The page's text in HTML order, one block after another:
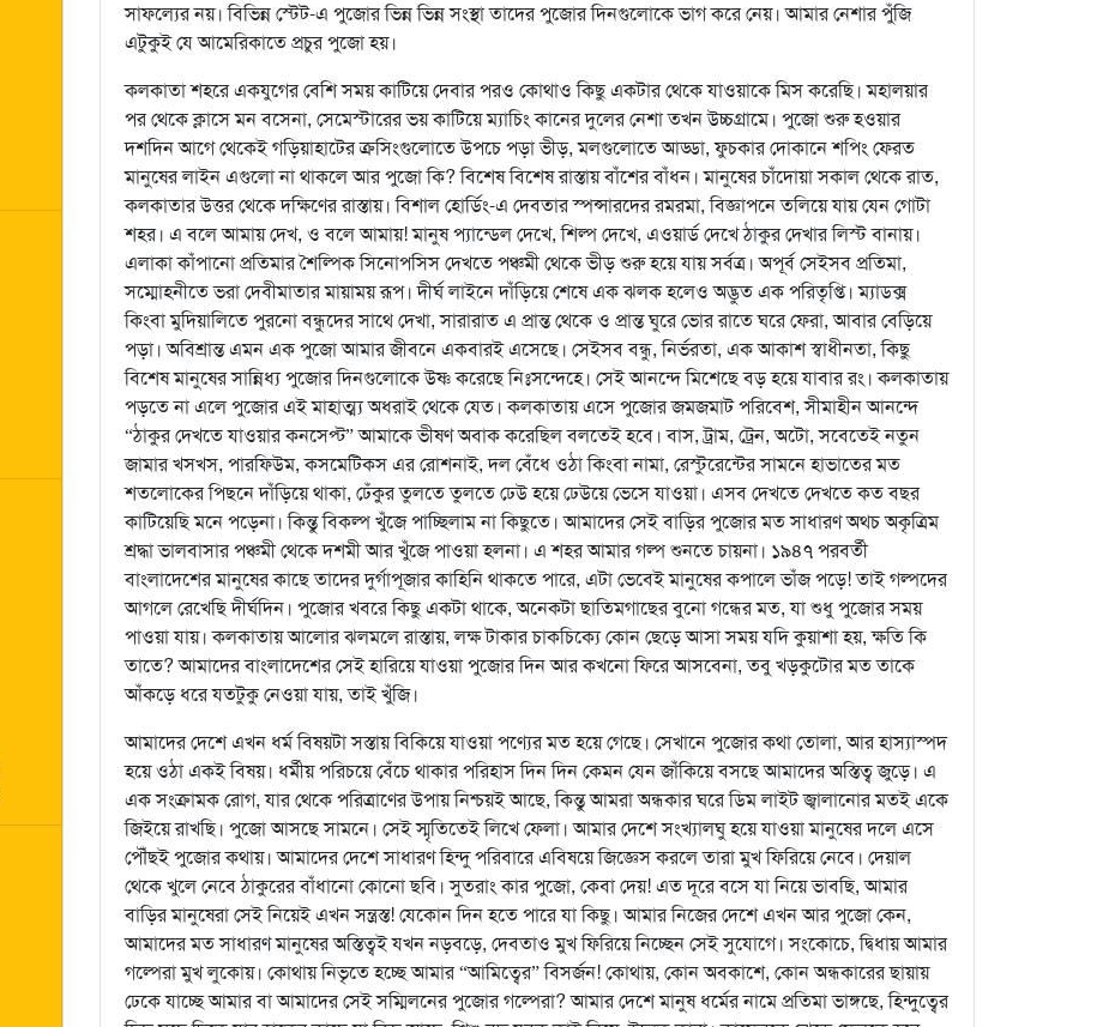
সাফল্যের নয়। বিভিন্ন স্টেট-এ পুজোর ভিন্ন ভিন্ন সংস্থা তাদের পুজোর দিনগুলোকে ভাগ করে নেয়। আমার নেশার পুঁজি
এটুকুই যে আমেরিকাতে প্রচুর পুজো হয়।
কলকাতা শহরে একযুগের বেশি সময় কাটিয়ে দেবার পরও কোথাও কিছু একটার থেকে যাওয়াকে মিস করেছি। মহালয়ার
পর থেকে ক্লাসে মন বসেনা, সেমেস্টারের ভয় কাটিয়ে ম্যাচিং কানের দুলের নেশা তখন উচ্চগ্রামে। পুজো শুরু হওয়ার
দশদিন আগে থেকেই গড়িয়াহাটের ক্রসিংগুলোতে উপচে পড়া ভীড়, মলগুলোতে আড্ডা, ফুচকার দোকানে শপিং ফেরত
মানুষের লাইন এগুলো না থাকলে আর পুজো কি? বিশেষ বিশেষ রাস্তায় বাঁশের বাঁধন। মানুষের চাঁদোয়া সকাল থেকে রাত,
কলকাতার উত্তর থেকে দক্ষিণের রাস্তায়। বিশাল হোর্ডিং-এ দেবতার স্পন্সারদের রমরমা, বিজ্ঞাপনে তলিয়ে যায় যেন গোটা
শহর। এ বলে আমায় দেখ, ও বলে আমায়! মানুষ প্যান্ডেল দেখে, শিল্প দেখে, এওয়ার্ড দেখে ঠাকুর দেখার লিস্ট বানায়।
এলাকা কাঁপানো প্রতিমার শৈল্পিক সিনোপসিস দেখতে পঞ্চমী থেকে ভীড় শুরু হয়ে যায় সর্বত্র। অপূর্ব সেইসব প্রতিমা,
সম্মোহনীতে ভরা দেবীমাতার মায়াময় রূপ। দীর্ঘ লাইনে দাঁড়িয়ে শেষে এক ঝলক হলেও অদ্ভুত এক পরিতৃপ্তি। ম্যাডক্স
কিংবা মুদিয়ালিতে পুরনো বন্ধুদের সাথে দেখা, সারারাত এ প্রান্ত থেকে ও প্রান্ত ঘুরে ভোর রাতে ঘরে ফেরা, আবার বেড়িয়ে
পড়া। অবিশ্রান্ত এমন এক পুজো আমার জীবনে একবারই এসেছে। সেইসব বন্ধু, নির্ভরতা, এক আকাশ স্বাধীনতা, কিছু
বিশেষ মানুষের সান্নিধ্য পুজোর দিনগুলোকে উষ্ণ করেছে নিঃসন্দেহে। সেই আনন্দে মিশেছে বড় হয়ে যাবার রং। কলকাতায়
পড়তে না এলে পুজোর এই মাহাত্ম্য অধরাই থেকে যেত। কলকাতায় এসে পুজোর জমজমাট পরিবেশ, সীমাহীন আনন্দে
“ঠাকুর দেখতে যাওয়ার কনসেপ্ট” আমাকে ভীষণ অবাক করেছিল বলতেই হবে। বাস, ট্রাম, ট্রেন, অটো, সবেতেই নতুন
জামার খসখস, পারফিউম, কসমেটিকস এর রোশনাই, দল বেঁধে ওঠা কিংবা নামা, রেস্টুরেন্টের সামনে হাভাতের মত
শতলোকের পিছনে দাঁড়িয়ে থাকা, ঢেঁকুর তুলতে তুলতে ঢেউ হয়ে ঢেউয়ে ভেসে যাওয়া। এসব দেখতে দেখতে কত বছর
কাটিয়েছি মনে পড়েনা। কিন্তু বিকল্প খুঁজে পাচ্ছিলাম না কিছুতে। আমাদের সেই বাড়ির পুজোর মত সাধারণ অথচ অকৃত্রিম
শ্রদ্ধা ভালবাসার পঞ্চমী থেকে দশমী আর খুঁজে পাওয়া হলনা। এ শহর আমার গল্প শুনতে চায়না। ১৯৪৭ পরবর্তী
বাংলাদেশের মানুষের কাছে তাদের দুর্গাপূজার কাহিনি থাকতে পারে, এটা ভেবেই মানুষের কপালে ভাঁজ পড়ে! তাই গল্পদের
আগলে রেখেছি দীর্ঘদিন। পুজোর খবরে কিছু একটা থাকে, অনেকটা ছাতিমগাছের বুনো গন্ধের মত, যা শুধু পুজোর সময়
পাওয়া যায়। কলকাতায় আলোর ঝলমলে রাস্তায়, লক্ষ টাকার চাকচিক্যে কোন ছেড়ে আসা সময় যদি কুয়াশা হয়, ক্ষতি কি
তাতে? আমাদের বাংলাদেশের সেই হারিয়ে যাওয়া পুজোর দিন আর কখনো ফিরে আসবেনা, তবু খড়কুটোর মত তাকে
আঁকড়ে ধরে যতটুকু নেওয়া যায়, তাই খুঁজি।
আমাদের দেশে এখন ধর্ম বিষয়টা সস্তায় বিকিয়ে যাওয়া পণ্যের মত হয়ে গেছে। সেখানে পুজোর কথা তোলা, আর হাস্যাস্পদ হয়ে ওঠা একই বিষয়। ধর্মীয় পরিচয়ে বেঁচে থাকার পরিহাস দিন দিন কেমন যেন জাঁকিয়ে বসছে আমাদের অস্তিত্ব জুড়ে। এ এক সংক্রামক রোগ, যার থেকে পরিত্রাণের উপায় নিশ্চয়ই আছে, কিন্তু আমরা অন্ধকার ঘরে ডিম লাইট জ্বালানোর মতই একে জিইয়ে রাখছি। পুজো আসছে সামনে। সেই স্মৃতিতেই লিখে ফেলা। আমার দেশে সংখ্যালঘু হয়ে যাওয়া মানুষের দলে এসে পৌঁছই পুজোর কথায়। আমাদের দেশে সাধারণ হিন্দু পরিবারে এবিষয়ে জিজ্ঞেস করলে তারা মুখ ফিরিয়ে নেবে। দেয়াল থেকে খুলে নেবে ঠাকুরের বাঁধানো কোনো ছবি। সুতরাং কার পুজো, কেবা দেয়! এত দূরে বসে যা নিয়ে ভাবছি, আমার বাড়ির মানুষেরা সেই নিয়েই এখন সন্ত্রস্ত! যেকোন দিন হতে পারে যা কিছু। আমার নিজের দেশে এখন আর পুজো কেন, আমাদের মত সাধারণ মানুষের অস্তিত্বই যখন নড়বড়ে, দেবতাও মুখ ফিরিয়ে নিচ্ছেন সেই সুযোগে। সংকোচে, দ্বিধায় আমার গল্পেরা মুখ লুকোয়। কোথায় নিভৃতে হচ্ছে আমার “আমিত্বের” বিসর্জন! কোথায়, কোন অবকাশে, কোন অন্ধকারের ছায়ায় ঢেকে যাচ্ছে আমার বা আমাদের সেই সম্মিলনের পুজোর গল্পেরা? আমার দেশে মানুষ ধর্মের নামে প্রতিমা ভাঙ্গছে, হিন্দুত্বের চিহ্ন মুছে দিতে যার হাতের কাছে যা কিছু আছে, শিশু বৃদ্ধ যুবক তাই নিয়ে, উদ্যত তারা। কাফেরকে ঝেড়ে ফেলতে হবে বাংলাদেশ থেকে। সামাজিক মাধ্যমে বিশাল বিতর্ক, টিভিতে বিশিষ্ট সমাজবাদী, প্রগতিশীল মানুষের “হিউম্যানিটির” নির্ভেজাল আলোচনা। রিমোট থাকাতে চ্যানেল বদলানো যায়, এই যা সুবিধে, কিন্তু ওরা থাকে আঁধারেই। বেশ কিছু বছর আগেই এই সাম্প্রদায়িক দেখানো, বাড়ানো, হুজুগে সংস্কৃতি আমাদের মনে, সমাজে, দেশে কোথাও ছিলনা। ঢাকা শহরে হুড খুলে রাস্তায় বেরোনোর সময় মনে হতোনা মাথায় কাপড় জড়াতেই হবে। স্কুলে থেকে বাজারে, শপিং-এ, আত্মীয় বন্ধুদের বাড়িতে গেলে কোথাও আমার জাত পিছু পিছু ঘুরে বেড়াতো না। আমাকে কেউ জিজ্ঞেস করত না আমার জাত কি আসলে। সবাইকে সেদিন হাসিয়ে উত্তর দিয়েছি “আমরা সবাই নাকি বাংলা,” আকাঙ্ক্ষিত উত্তর যেখানে হিন্দু বা মুসলিম। পুজোর সময় আমাদের ছুটি হতো মাত্র একদিন। রোজার ছুটির এক মাস ছিল চুটিয়ে মজা করার। আমরা তো এই জানি, মেনেও এসেছি তা। কোন দিন প্রশ্ন হয়নি তা নিয়ে। আমাদের বেইলি প্রিপারেটরির ক্লাসে একা আমি হিন্দু ছিলাম বলেও বেগ পেতে হয়নি বিশেষ। দিনের পর দিন আরবি শিখেছি, কারণ আমার পাশে বসা বন্ধুরা কোনোদিন ধর্ম ক্লাস থেকে বের করে দেয়নি। একদিন হুজুর ডেকে জিজ্ঞেস করলেন, আমি এই ক্লাসে কি করছি? জানলেন আমি মুসলিম নই, আমার একার জন্য ক্লাস বরাদ্দ ছিলনা। আমাকে তিনি খুব স্নেহ করতেন। মনে আছে আমাদের বাড়িতে সেই হুজুর এসেছিলেন আমার দাদুর কাছে হিন্দু শিক্ষা বই হাতে নিয়ে। আমার জন্য একটি মাত্র হাতে লেখা প্রশ্ন হত ধর্ম শিক্ষার। বেদ কয় প্রকার, রামেরা ক’ভাই, ইত্যাদি প্রশ্ন থাকত তাতে। এর মধ্যে অন্যায় কি! কিন্তু আজকের দিনে হলে আমাকে হয়ত স্কুল বদলাতে হত, অথবা হুজুর মারা পড়তেন। এসব ভাবতে গিয়ে আমার কোথাও সব এলোমেলো হয়ে যায়। আমি আবার মানুষ থেকে হিন্দু হয়ে যাই। আমার প্রগাঢ় ভাবনায় ধর্ম নয় হিন্দুত্ব কোথা থেকে এসে বাসা বাঁধে। পুজোর দিনগুলো এইসময়ের ভাবনায় বারবার ধাক্কা খায়। আমাদের যশোরের ঠাকুরবাড়িতে প্রায় পাঁচশ বছরের পুরনো পুজো এখন বন্ধ। কোনমতে নিয়ম রক্ষার্থে আমাদের সেই পুরোনো পুজোর অভ্যেসকে টিঁকিয়ে রাখতে হয়েছে। সাহস পান না বাড়ির লোকেরা আজকাল, কারা এসে শাসিয়ে যাচ্ছে কানে কানে! তিমি মাছের হা-কার নিয়ে বসে আছে কারা, অদৃশ্য ছায়াময়। যেকোনো থ্রিলার মুভির বাস্তব পট যেন। যে দেশে এখন আমাদের মত মানুষেরা শুধু দীর্ঘশ্বাস ফেলতে পারে। নিজের দেশে নিজের ভূমিতে আমরা হঠাৎ পরবাসী হয়ে গেছি। এ আর নতুন কি সাম্প্রতিক বাংলাদেশে? গত এক বছরে কত প্রতিমা, কত দেবতার খুলি নিয়ে ফুটবল খেলে তৃপ্ত হয়েছে আমাদের মতই মানুষ। কি জানি তারা মাটির মূর্তিতে আসলে কি চেয়ে কি দেখতে পেয়েছে! মূর্তি আর ঈশ্বর, ধর্মবোধ আর হিংসা মিলেমিশে একাকার। এতে নিরাকার স্রষ্টার কি আসে যায়! তাঁর অজাগতিক নির্লিপ্তিই হয়ত অনন্তকালের উত্তর হিসেবে থেকে যাবে। আমাদের কেটে যাওয়া বেশ কিছু সময়ে সম্প্রীতি ছাড়া ধর্ম শব্দটির আর কোনো ব্যাখ্যা ভাবিনি। ঈদের সময়ে, ১লা বৈশাখে, এমনকি দেশের যেকোনো পালাপার্বণে আমরা সবাই খুব আনন্দ করেছি। নির্ভয়ে রমনা বটমূলে গান শুনেছি, টি.এস.সি চত্বরে, শহীদ মিনারে, বেইলি রোডের রাস্তায় হেঁটেছি। সেইদিন থেকে আজকের দিনগুলোর পার্থক্য সময় বদলে দিয়েছে খুব নির্মম ভাবে। শরতের আকাশ যতই ডাকুক, আমার নিজের দেশের সেই রূপ রং রস, সেই অনুভবে আর হয়ত ফিরতে পারবে না। মনে হয় সেদিনের কথা, পুজোতে গ্রামের বাড়ি যাব বলে আমার চার/পাঁচ দিন স্কুল থেকে ছুটি নেওয়া। নতুন জামা কেনা, বাড়ির সবার জন্য উপহারের বন্যা বইয়ে দেওয়া। বাবা মার সাথে সোহাগ কিংবা দিগন্ত পরিবহনে আরিচা ফেরিঘাট হয়ে সোজা মাগুরা। সেখান থেকে বাবা বিশাল টেম্পো ভাড়া করতেন, আমাদের মালপত্র বোঝাই জিনিসগুলো সমেত ঠাকুরবাড়ি পৌছনোর জন্য। সেই রাস্তাগুলোকে এখন গুগল ম্যাপে দেখি। তার উপরে হাত বোলাই, সেই এক ঘন্টার রাস্তার নুড়ি পাথরগুলোকে ছুঁয়ে দেখতে ইচ্ছে করে। বাড়ি যাবার রাস্তায় বিরাট এক বট গাছ ছিল, লোক মুখে সবাই জায়গাটিকে “মান্দারতলা” বলত। সন্ধের পরে তো বটেই এমনকি দিনে-দুপুরে সেখানে ডাকাতের ভয় ছিল। মান্দারতলা পেরোনোর আগে মাকে দেখতাম গলায় কাপড় জড়িয়ে বসতেন, আমাদের পিছনে থাকা টেম্পোর পর্দা নামিয়ে দিতেন, সে এক ভয়াবহ ক্লাইমেক্স! শ্বাসরুদ্ধকর ওই জায়গাটুকু পেরোতে প্রায় দশ মিনিট সময় লেগে যেত। তারপর সব স্বাভাবিক। কিছু রাস্তা পেরোতেই বাবা হাত দিয়ে কোন কিছু দেখানোর চেষ্টা করতেন, ওটা নাকি পদ্মবিল, কোন এক সীমানা দেখিয়ে আমার ঠাকুরদার জমির এলাকা দেখানোর চেষ্টা করতেন। বলতেন, তাদের পূর্বপুরুষের এই অঞ্চলে প্রতিষ্ঠিত হবার কথা। তখন সেগুলো চোখে দেখেছি, বাবার অনুভূতি তখন বুঝে ওঠা সম্ভব ছিলনা আমাদের। মন তখন পুজোর জন্য উৎসুক, কখন গিয়ে পৌঁছব আমাদের বাড়ির উঠোনে। এই তো দেখতে পাচ্ছি উঠোনের চারিধারে বাঁশ আর টিন দিয়ে মুড়ে ফেলা হচ্ছে। বাড়ির মধ্যে হইচই, মহা ধুমধাম। কন্ট্রোল ঘরের বারান্দায় “ফ্যালাজেঠুর” ঢাক, কাঁসর রাখার জায়গা প্রস্তুত হচ্ছে। মণ্ডপ দালানে কচিকাঁচার ভীড়, সিংহের ধারালো দাঁতের আঁচড় পরখ করে দেখছে তারা পরম কৌতূহলে। ইঁদুরের লেজ ধরে কেউবা দিচ্ছে টান। দেবীর পক্ষ থেকে অসুর বধ করতে অসুরের গলায় আঙ্গুল ঢুকিয়ে দিচ্ছে কেউ। পাল কাকু দেবীপ্রতিমার মাটির দেহ সজীব করে তুলছেন এক অনবদ্য শ্রদ্ধার প্রলেপে। হলুদ রঙের ঠাকুর আমাদের। চিরচেনা সেই মায়াবী মুখ তাঁর। তাঁর সন্তানেরাও আমাদের চেনা। প্রতিবছর একই রূপে আমাদের জীবনে আসেন তাঁরা। কোনো জাঁকজমক ছাড়াই আমাদের বাড়ির বনেদী পুজো কত আকর্ষণীয় ছিল সেই সময়। আমাদের পূর্বপুরুষদের বৈদিক নিয়মমতে করা সেই পুজোর রেওয়াজে সব কিছু হত কাঁটায় কাঁটায় নিয়ম মেনে। ভোর হতে না হতেই ফ্যালা জেঠু ঢাক বাজিয়ে জাগরণ করতেন। মায়েরা, কাকিমারা, বৌদিরা ভোরে উঠে ফুল তুলতেন ডালা ভর্তি করে। সূর্য ওঠার আগে পুজোর জল তুলে আনা হত নবগঙ্গা থেকে। সেই ভোর, সেই কাঁসা পেতলের টুংটাং শব্দ, সেই বাড়ির বড়দের শ্বেতশুভ্র ধুতির ভাঁজ, মায়েদের গরদের শাড়ির লাল পাড়, বাড়িময় শতশত লোকের পায়চারী, কেটে রাখা কলাপাতা, পুকুর সমান কড়াইতে নারকেল নাড়ুর কড়া পাকের গন্ধ, সব মিলিয়ে কেমন একটা পুজোর মঙ্গলবার্তা। .... তারপর, তারপর... আমাদের পথ ফুরোতো না এইসব আনুষঙ্গিক ভেবে ভেবে। কখন নামব বাড়ির দরজায়! রাস্তা থেকে দেখা যেত আমাদের বাড়ি। যার কোনো গেট নেই, নামের ফলক নেই। ধলোহরার মোড় থেকে মার্জিন টানলে নারকেল, সুপরি, আম গাছের সারি দেওয়া বিশাল এলাকার বেড়া বাঁধা সীমানা টানা শেষ প্রান্তটিই আমাদের ঠাকুরবাড়ি। এটা একটা স্টপেজ। জানিনা এখন তা কিসে পরিণত হয়েছে! আমাদের বাহন উঠোন স্পর্শ করতেই আশপাশের কাকিমা, জ্যাঠিমা, ছোটবড় নানান মাপের বন্ধুরা ঘিরে ফেলত আমাদের। আমরা নেমেই মণ্ডপ ঘরে উঠে যেতাম ঠাকুর দেখতে। দেবীপ্রতিমার সামনে সেই প্রাচীন ভীড়। এখানে ওখানে জমা মাটি, রং, কল্কে বানানোর কাগজ, শোলার পেপার। বাঁদিকে কুলদেবতার জন্য বানানো হচ্ছে আসন। ভেতর বাড়িতে তখন মহিলা মহলের কাজের তাড়া। পুজোর দিন কটাতে মাকে রাত্রিবেলা শুধু দেখতে পেতাম। বাকি সময় তো কেটে যেত জামাকাপড় কার কটা, কখন কোন জামা পরবো তার হিসেব করে। কত ছোট ছোট ইচ্ছে ছিল তখন। পুজোর চারদিন গ্রামের লোকের জন্য দুবেলা খাবারের ব্যবস্থা হিসেবে নির্ধারিত রান্নাঘর, রান্নার দায়িত্বের জন্য খুঁজে নেওয়া হতো স্পেশাল কাকিমা বা জেঠুদের। ভোগ রান্না করবেন আমাদের মা, জেঠিমা বা পারিবারিক বর্গেই সীমাবদ্ধ মানুষেরা। সকাল হতে না হতেই ভ্যানে করে আসত ইলিশ মাছেরা। মাছ কাটার জন্য সাত আট জন, ধুয়ে দেবার জন্য আলাদা লোক রাখার ব্যবস্থা ছিল। নয় থেকে দশ রকমের খাবার রান্না হত দুবেলা মানুষের খাবারের জন্য। লাইন দিয়ে বসে সকাল থেকেই সবজি কাটতে বসতেন গ্রামের মহিলারা। আমাদের বাড়ির পুজোতে গ্রামের সব মানুষেরা এসেছে, খেয়েছে, থেকেছে। বাবার সঙ্গে সবাই তাদের জাত ধর্মের মোড়ক ছাড়াই কাঁধে কাঁধ রেখে কাজ করে গেছে। পুজোর সময় আমাদের ভেতর বাড়িতে একই সঙ্গে চা পর্বের জন্য সকাল থেকে রাত ন’টা পর্যন্ত পালাক্রমে কেউ অন ডিউটি থাকত। ওই চারদিন কেউ এসে খালি হাতে, খালি মুখে ফিরে যেতনা। চিড়ের ও মুড়ির মোয়া, নারকেল নাড়ু, তিলের ও চিনির নাড়ু, মুড়কি, সন্দেশ, প্যাঁড়া, জিলিপি, চমচম আরো মনে করতে না পারা অনেক মিষ্টি থেকেছে সব মানুষের জন্য। সন্ধে আরতির সময় উপচে পড়েছে গোটা গ্রাম। মণ্ডপের ভেতরে বাইরে সব মানুষের চোখে মুখে দেবীর জাগ্রত শক্তির আরাধনা। মন্ত্রে, ধূপে, কর্পূরের আগুনে, ঢাকের আওয়াজেও যেন সেই বন্দনারই আকুতি। নবমীতে চাল-কুমড়ো বলির অনুষ্ঠান, দশমীর দিনে তর্পণ বিসর্জনে, জলে দেবীর আনত মুখের ছায়া, বাঁধন কাটা, দুর্গা মায়ের বিদায় উপলক্ষ্যে পান্তাকলা, কচুর শাকের প্রসাদ, ঢাকের সুরে প্রচ্ছন্ন বিদায় সব মিলে শেষ গানের রেশটুকুও না রাখা। দুপুরে নিয়ম মেনে প্রতিমা উঠোনে নামানো, মা, জ্যাঠিমারা পারিবারিক ঐতিহ্য অনুযায়ী বিশেষ সাজসজ্জা, নানান অলংকার পরে দেবীবরণ করতেন। আমার মাকে অপূর্ব লাগত সেই সাজে। তাকিয়ে দেখতাম মাকে, দেবী দুর্গার থেকে কোথায় তিনি কম? দিব্যি তো সামলে নিলেন আমাদের জীবনগুলোকে। যাহোক, বাড়ির লোকের হয়ে গেলে গ্রামের মহিলারা বরণ করতেন। আমরা ব্যস্ত হয়ে পড়তাম আড়ং খরচ নিতে। পকেট ভরে যেত আমাদের সবার আশীর্বাদ আর চকচকে নতুন টাকা পেতে পেতে। প্রতিমা ভাসানের জন্য গ্রামের লোক এক হয়ে যেত। প্রতিমা নবগঙ্গার উদ্দেশ্যে যাত্রা করতেন সবার কাঁধে চড়ে। ধলোহরা মোড় ফাঁকা করে দিত স্থানীয়রা, রাস্তার দুপাশে মানুষের ভীড় জমে যেত। সেখানে মানুষেরা থাকত, কোন বিশেষ ধর্মের ছায়ারা নয়। যত্নের সঙ্গে প্রতিমাকে দুই নৌকার মাঝখানের পাটাতনে বাঁধা হত। দেবী যাত্রা করতেন প্রতিবেশী গ্রামের উদ্দেশ্যে বিনোদপুরে। বাবা রবিকাকা ভাইবোনদের সাথে সেই ভাসানের নৌকায় আমরা দু একবার উঠেছি। অন্যথায় বাড়ির বৌদিদিদের সাথে গয়না নৌকায় উঠতে হত, যেখানে কোনো চার্ম ছিলনা। সবাই ধরে বেঁধে রাখত, পাছে জলে না পড়ে যাই। মায়েরা বাইরে বেরোতেন না, ভাসান পরবর্তী পুজোর জোগাড় করতে ব্যস্ত থাকতেন। বিনোদপুর থেকে ফিরে দেবী ভাসানের সময় হয়ে যেত। সেই সময়টা কখনো ভুলবনা। মাঝনদীতে চারদিকে ঢাক বেজে চলেছে, এক সময় সাত পাক ঘুরত ভাসানের নৌকা। টিভিতে দেখেছি কলকাতার বিসর্জনের ছবি, বিসর্জন তো নয়, যেন জিলিপি ভাজা। বাঁশ দিয়ে চেপে চেপে ডুবিয়ে দেওয়া হচ্ছে মূর্তিগুলো। আমাদের ঠাকুর বিসর্জন যেকোনো মানুষের চোখে লেগে থাকবে। সাতপাক ঘুরে স্থির হয়ে যেত নৌকা, আমাদের বুকের ভেতরে ঢিপ ঢিপ! ঠাকুর চলে যাচ্ছেন, আর কয়েক মিনিট, কিছু মুহূর্ত! আস্তে আস্তে বাঁধন খোলা হতো, মন্ত্র পড়ে, দুর্গা স্তবে ধীরে ধীরে দেবীর কাঠামো জলের দিকে নামতে থাকত। সবার চোখে জল, নদীর জল মাথায় দিত সবাই। ফেরার পথে আমাদের বাড়ির গান থাকত, “আমার মা বুঝি কৈলাসে চলেছে/ চণ্ডীমণ্ডপ ঘরখানি রহিল পড়িয়া... ” শেষ হয়ে যেত পুজো। ফিরে আসতাম ঢাকায়। এখন যেমন স্লো মোশনে গুটিয়ে আনছি পুজোর দিনগুলোকে। সেই চণ্ডীপাঠ, ধূপারতি, হোম, ফুল কুড়োনো সকাল, বাড়ি যাওয়া, সব কিছ